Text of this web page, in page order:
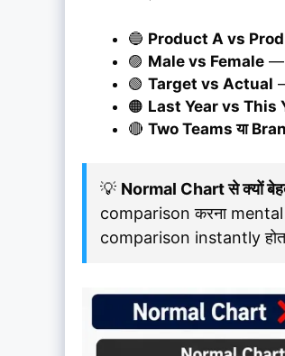
🔵 Product A vs
🟣 Male vs Female —
🟢 Target vs Actual
🟠 Last Year vs This
🔴 Two Teams या
💡 Normal Chart से क्यों
comparison करना
comparison instantly